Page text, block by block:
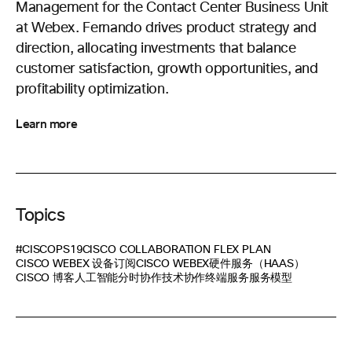
Management for the Contact Center Business Unit
at Webex. Fernando drives product strategy and
direction, allocating investments that balance
customer satisfaction, growth opportunities, and
profitability optimization.
Learn more
Topics
#CISCOPS19CISCO COLLABORATION FLEX PLAN
CISCO WEBEX 设备订阅CISCO WEBEX硬件服务（HAAS）
CISCO 博客 人工智能分时协作技术协作终端服务服务模型